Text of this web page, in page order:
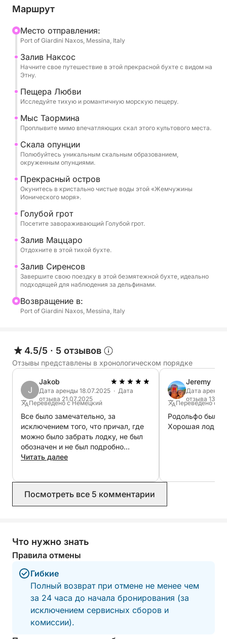
Изола-Белла.
В течение дня вас будут угощать сезонными
фруктами, закусками и шампанским, а также вы
сможете слушать любимую музыку через
звуковую систему лодки. Профессиональный
капитан и экипаж обеспечат комфортное и
безопасное путешествие, позволяя вам
полностью расслабиться.
Тур включает:
- Байя-ди-Наксос.
- Грот дель’Аморе
- Капо Таормина
- Скольо-дель-Фикодиндия
- Изола Белла
- Грот Аззурра
- Байя-ди-Маццаро
- Байя-делле-Сирене
Дополнительная остановка в ресторане —
попробуйте настоящую сицилийскую кухню в
приморском ресторане (не входит в стоимость).
Не стесняйтесь брать с собой еду на борт!
Маршрут
Mесто отправления:
Port of Giardini Naxos, Messina, Italy
Залив Наксос
Начните свое путешествие в этой прекрасной бухте с видом на
Этну.
Пещера Любви
Исследуйте тихую и романтичную морскую пещеру.
Мыс Таормина
Проплывите мимо впечатляющих скал этого культового места.
Скала опунции
Полюбуйтесь уникальным скальным образованием,
окруженным опунциями.
Прекрасный остров
Окунитесь в кристально чистые воды этой «Жемчужины
Ионического моря».
Голубой грот
Посетите завораживающий Голубой грот.
Залив Маццаро
Отдохните в этой тихой бухте.
Залив Сиренсов
Завершите свою поездку в этой безмятежной бухте, идеально
подходящей для наблюдения за дельфинами.
Bозвращение в:
Port of Giardini Naxos, Messina, Italy
4.5/5 · 5 отзывов
Отзывы представлены в хронологическом порядке
J
Jakob
Дата аренды 18.07.2025 · Дата
отзыва 21.07.2025
Переведено с Немецкий
Все было замечательно, за
исключением того, что причал, где
можно было забрать лодку, не был
обозначен и не был подробно
описан.
Читать далее
Jeremy
Дата аренды
отзыва
Переведено с
Родольфо был
Хорошая лодка
Посмотреть все 5 комментарии
Что нужно знать
Правила отмены
Гибкие
Полный возврат при отмене не менее чем
за 24 часа до начала бронирования (за
исключением сервисных сборов и
комиссии).